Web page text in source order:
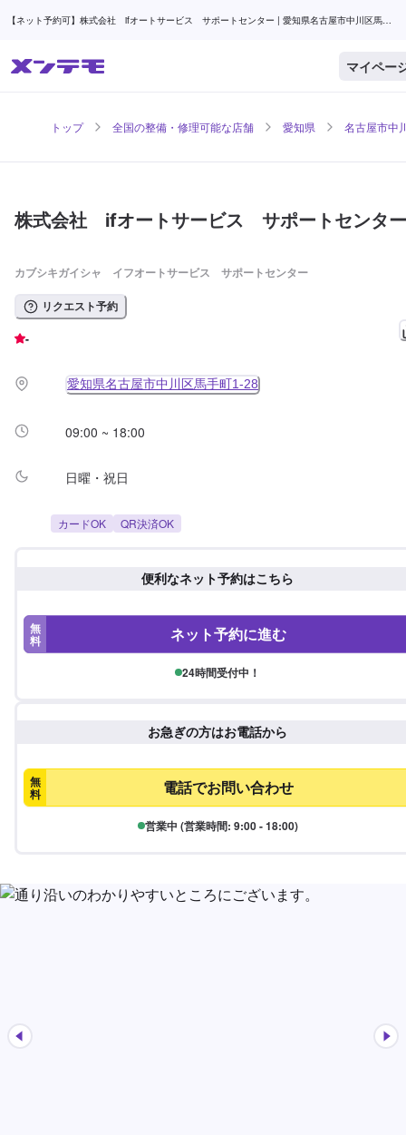
【ネット予約可】株式会社 ifオートサービス サポートセンター | 愛知県名古屋市中川区馬手
マイペー
トップ 全国の整備・修理可能な店舗 愛知県 名古屋市中
株式会社 ifオートサービス サポートセンター
カブシキガイシャ イフオートサービス サポートセンター
リクエスト予約
-
愛知県名古屋市中川区馬手町1-28
09:00 ~ 18:00
日曜・祝日
カードOK QR決済OK
便利なネット予約はこちら
無
料 ネット予約に進む
24時間受付中！
お急ぎの方はお電話から
無
料 電話でお問い合わせ
営業中 (営業時間: 9:00 - 18:00)